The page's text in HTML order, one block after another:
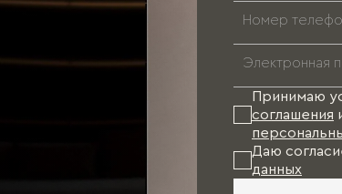
Принимаю
соглашения
Даю
данных